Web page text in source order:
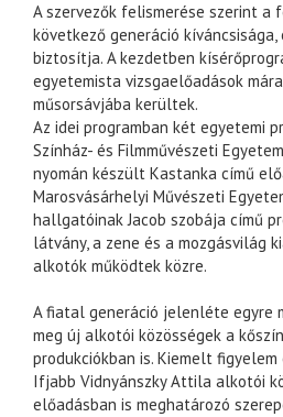
A szervezők felismerése szerint a
következő generáció
biztosítja. A kezdetben
egyetemista vizsgaelőadások
műsorsávjába kerültek.
Az idei programban két egyetemi
Színház- és Filmművészeti
nyomán készült Kastanka című
Marosvásárhelyi Művészeti
hallgatóinak Jacob szobája című
látvány, a zene és a mozgásvilág
alkotók működtek közre.
A fiatal generáció jelenléte egyre
meg új alkotói közösségek a
produkciókban is. Kiemelt
Ifjabb Vidnyánszky Attila alkotói
előadásban is meghatározó